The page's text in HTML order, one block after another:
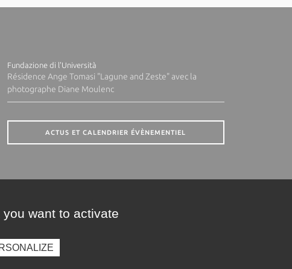
Fundazione di l'Università
Résidence Ange Tomasi "Lagune and Zeste" avec la
photographe Diane Moulenc
ACTUS ET CALENDRIER ÉVÈNEMENTIEL
want to activate